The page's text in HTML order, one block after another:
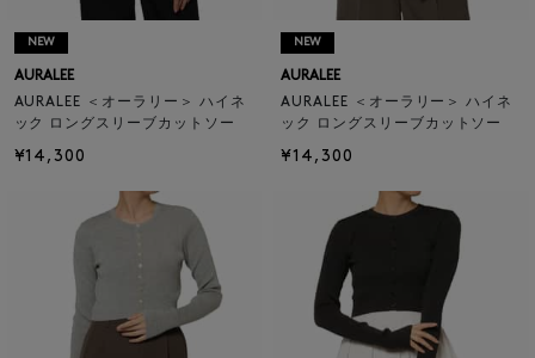
NEW
AURALEE
AURALEE ＜オーラリー＞ ハイネ
ック ロングスリーブカットソー
¥14,300
NEW
AURALEE
AURALEE ＜オーラリー＞ ハイネ
ック ロングスリーブカットソー
¥14,300